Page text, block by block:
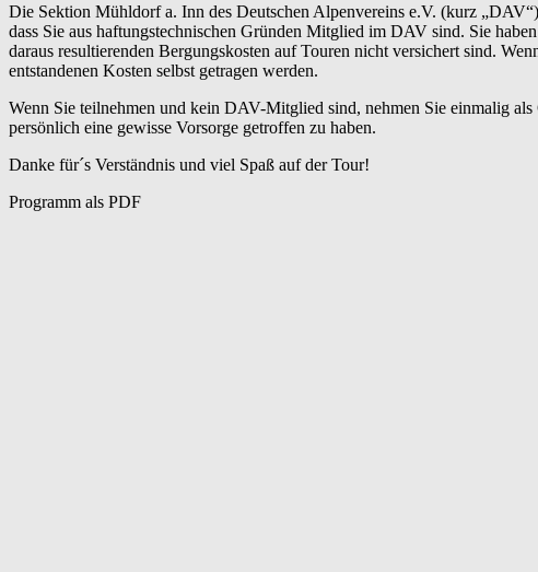
Die Sektion Mühldorf a. Inn des Deutschen Alpenvereins e.V. (kurz
dass Sie aus haftungstechnischen Gründen Mitglied im DAV sind. Sie
daraus resultierenden Bergungskosten auf Touren nicht versichert sind.
entstandenen Kosten selbst getragen werden.
Wenn Sie teilnehmen und kein DAV-Mitglied sind, nehmen Sie einmalig
persönlich eine gewisse Vorsorge getroffen zu haben.
Danke für´s Verständnis und viel Spaß auf der Tour!
Programm als PDF